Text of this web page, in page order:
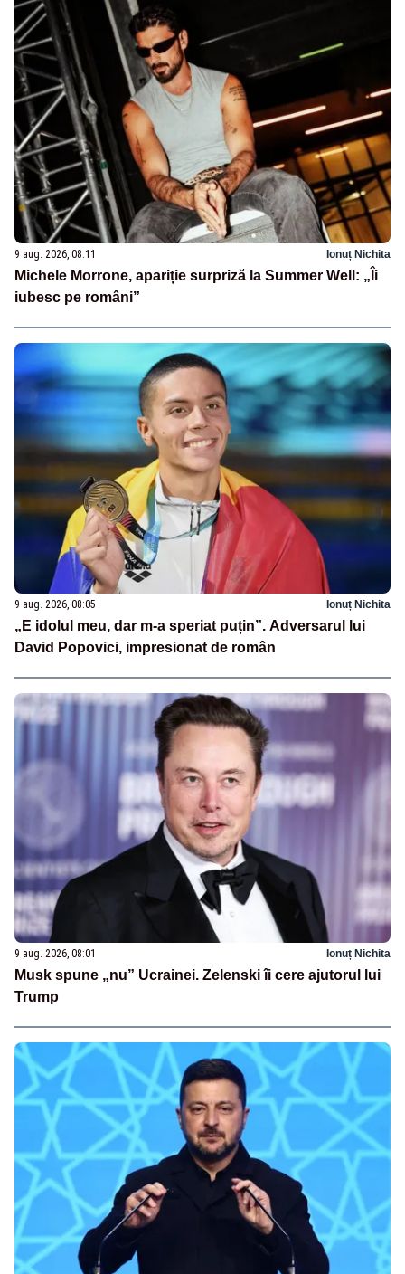
9 aug. 2026, 08:11 Ionuț Nichita
Michele Morrone, apariție surpriză la Summer Well: „Îi
iubesc pe români”
9 aug. 2026, 08:05 Ionuț Nichita
„E idolul meu, dar m-a speriat puțin”. Adversarul lui
David Popovici, impresionat de român
9 aug. 2026, 08:01 Ionuț Nichita
Musk spune „nu” Ucrainei. Zelenski îi cere ajutorul lui
Trump